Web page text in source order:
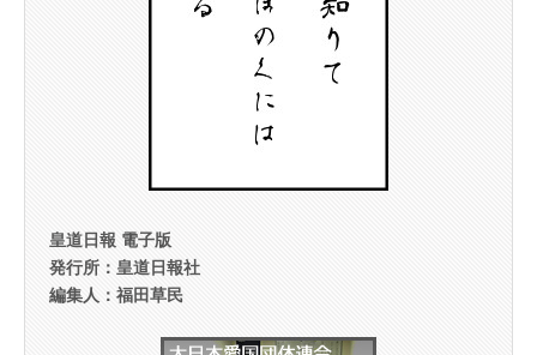
皇道日報 電子版
発行所：皇道日報社
編集人：福田草民